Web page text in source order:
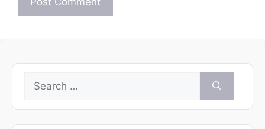
Search
for: